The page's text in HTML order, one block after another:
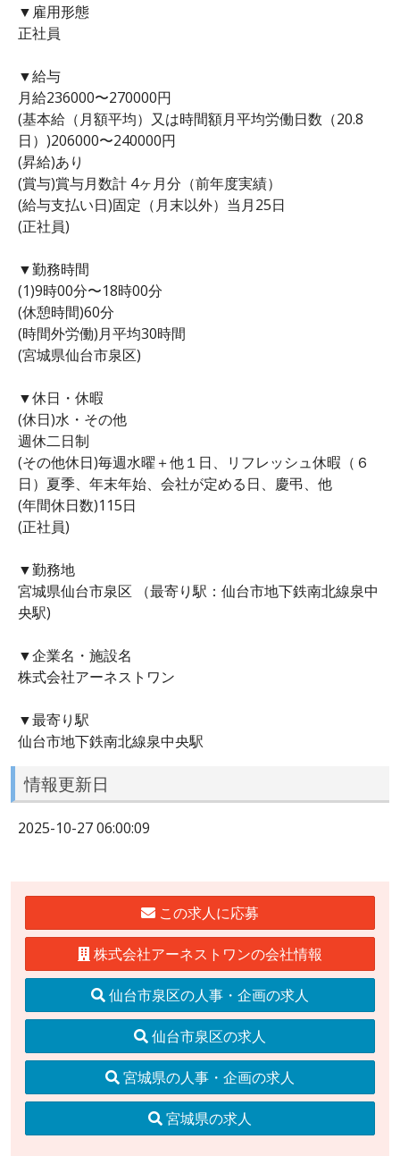
▼雇用形態
正社員
▼給与
月給236000〜270000円
(基本給（月額平均）又は時間額月平均労働日数（20.8
日）)206000〜240000円
(昇給)あり
(賞与)賞与月数計 4ヶ月分（前年度実績）
(給与支払い日)固定（月末以外）当月25日
(正社員)
▼勤務時間
(1)9時00分〜18時00分
(休憩時間)60分
(時間外労働)月平均30時間
(宮城県仙台市泉区)
▼休日・休暇
(休日)水・その他
週休二日制
(その他休日)毎週水曜＋他１日、リフレッシュ休暇（６
日）夏季、年末年始、会社が定める日、慶弔、他
(年間休日数)115日
(正社員)
▼勤務地
宮城県仙台市泉区 （最寄り駅：仙台市地下鉄南北線泉中
央駅)
▼企業名・施設名
株式会社アーネストワン
▼最寄り駅
仙台市地下鉄南北線泉中央駅
情報更新日
2025-10-27 06:00:09
この求人に応募
株式会社アーネストワンの会社情報
仙台市泉区の人事・企画の求人
仙台市泉区の求人
宮城県の人事・企画の求人
宮城県の求人